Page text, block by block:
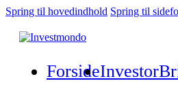
Spring til hovedindhold Spring til
Forside